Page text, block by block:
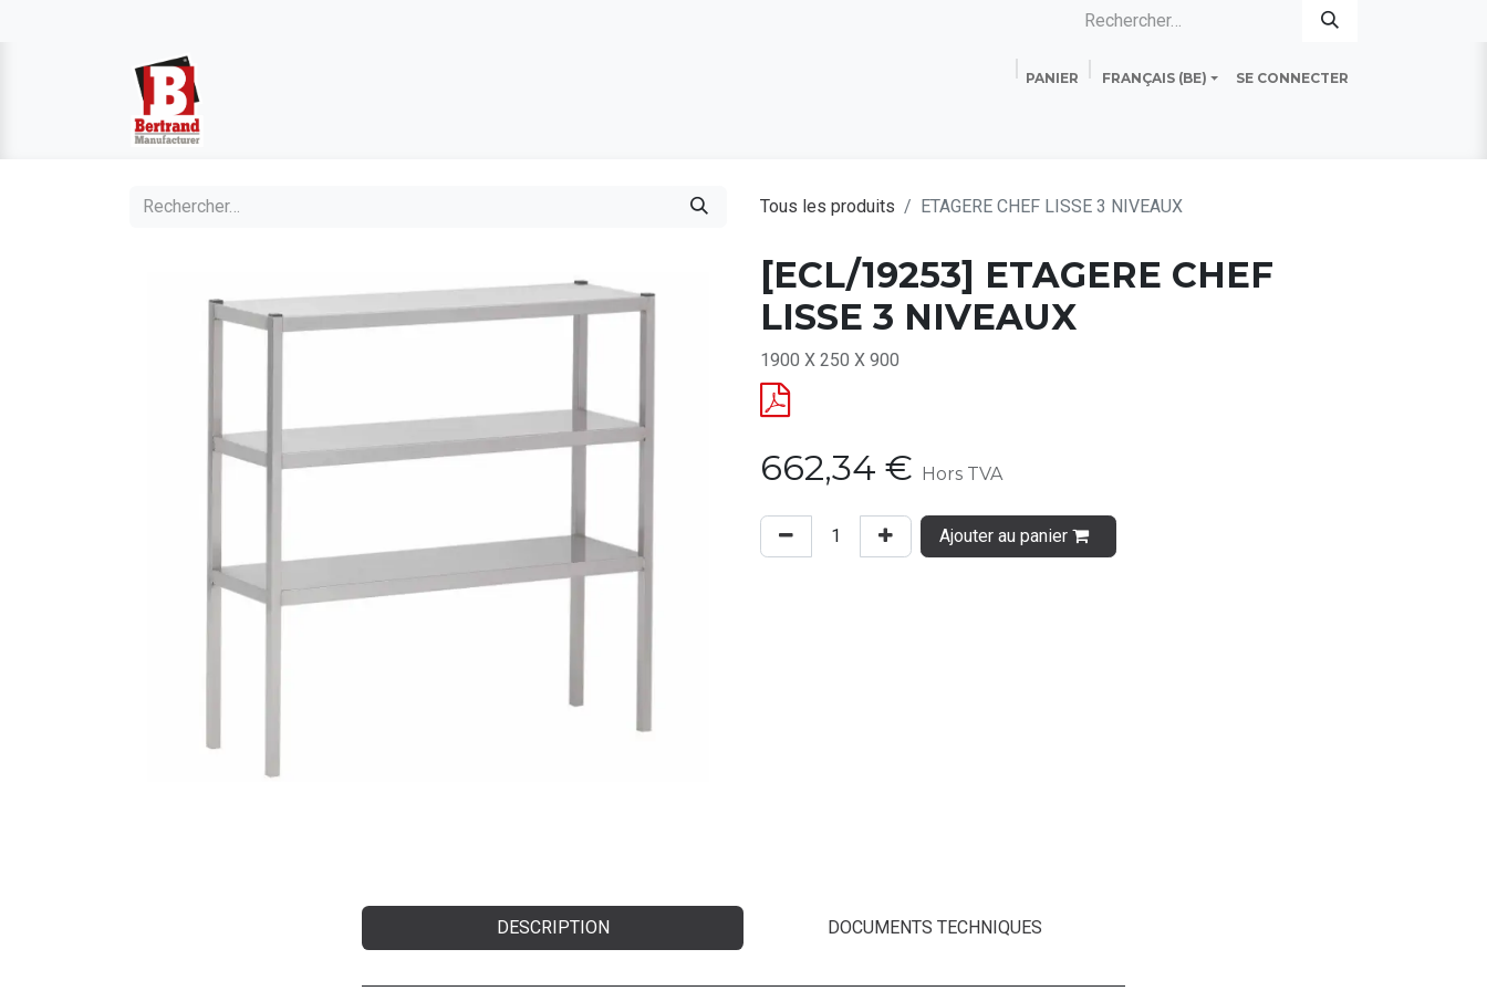
PANIER FRANÇAIS (BE) SE CONNECTER
Tous les produits ETAGERE CHEF LISSE 3 NIVEAUX
[ECL/19253] ETAGERE CHEF
LISSE 3 NIVEAUX
1900 X 250 X 900
662,34 € Hors TVA
Ajouter au panier
DESCRIPTION DOCUMENTS TECHNIQUES